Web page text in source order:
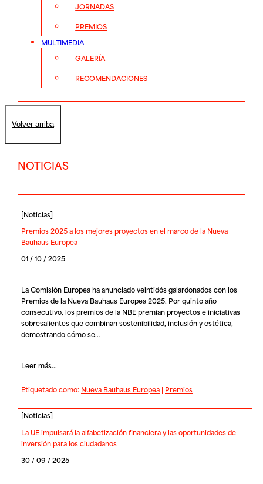
JORNADAS
PREMIOS
MULTIMEDIA
GALERÍA
RECOMENDACIONES
Volver arriba
NOTICIAS
[Noticias]
Premios 2025 a los mejores proyectos en el marco de la Nueva
Bauhaus Europea
01 / 10 / 2025
La Comisión Europea ha anunciado veintidós galardonados con los
Premios de la Nueva Bauhaus Europea 2025. Por quinto año
consecutivo, los premios de la NBE premian proyectos e iniciativas
sobresalientes que combinan sostenibilidad, inclusión y estética,
demostrando cómo se…
Leer más...
Etiquetado como: Nueva Bauhaus Europea| Premios
[Noticias]
La UE impulsará la alfabetización financiera y las oportunidades de
inversión para los ciudadanos
30 / 09 / 2025